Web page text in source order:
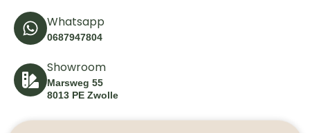
Whatsapp
0687947804
Showroom
Marsweg 55
8013 PE Zwolle